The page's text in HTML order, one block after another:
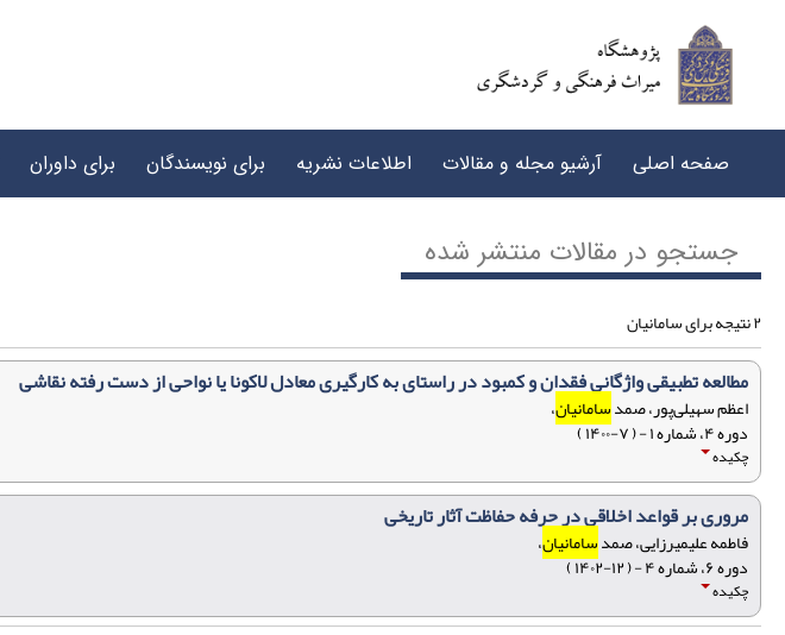
صفحه اصلی آرشیو مجله و مقالات اطلاعات نشریه برای نویسندگان برای داوران
جستجو در مقالات منتشر شده
۲ نتیجه برای سامانیان
مطالعه تطبیقی واژگانی فقدان و کمبود در راستای به کارگیری معادل لاکونا یا نواحی از دست رفته نقاشی
اعظم سهیلی‌پور، صمدسامانیان،
دوره ۴، شماره ۱ - ( ۷-۱۴۰۰ )
چکیده
مروری بر قواعد اخلاقی در حرفه حفاظت آثار تاریخی
فاطمه علیمیرزایی، صمدسامانیان،
دوره ۶، شماره ۴ - ( ۱۲-۱۴۰۲ )
چکیده